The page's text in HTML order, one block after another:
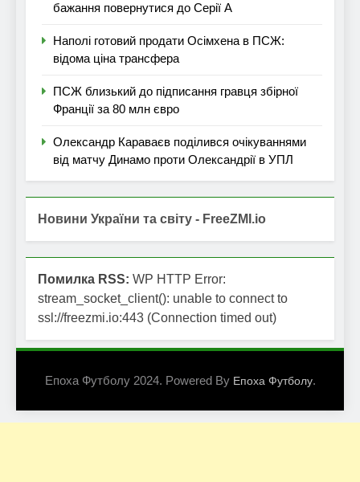
бажання повернутися до Серії А
Наполі готовий продати Осімхена в ПСЖ:
відома ціна трансфера
ПСЖ близький до підписання гравця збірної
Франції за 80 млн євро
Олександр Караваєв поділився очікуваннями
від матчу Динамо проти Олександрії в УПЛ
Новини України та світу - FreeZMI.io
Помилка RSS: WP HTTP Error:
stream_socket_client(): unable to connect to
ssl://freezmi.io:443 (Connection timed out)
Епоха Футболу 2024. Powered By Епоха Футболу.